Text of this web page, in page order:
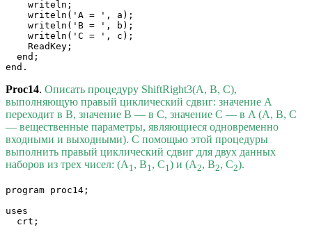
    writeln;
    writeln('A = ', a);
    writeln('B = ', b);
    writeln('C = ', c);
    ReadKey;
  end;
end.
Proc14. Описать процедуру ShiftRight3(A, B, C),
выполняющую правый циклический сдвиг: значение A
переходит в B, значение B — в C, значение C — в A (A, B, C
— вещественные параметры, являющиеся одновременно
входными и выходными). С помощью этой процедуры
выполнить правый циклический сдвиг для двух данных
наборов из трех чисел: (A 1 , B1 , C1 ) и (A2, B2, C2).
program proc14;
uses
  crt;